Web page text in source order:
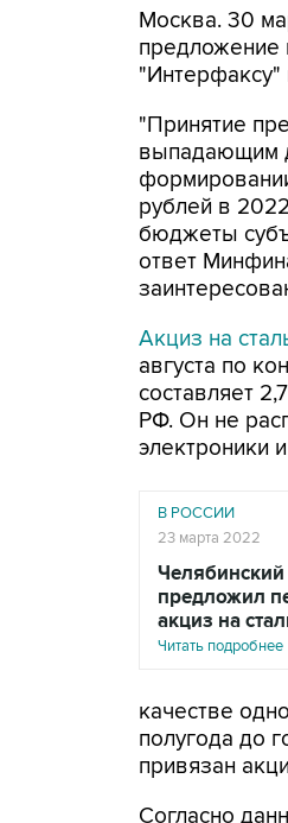
Москва. 30
предложение
"Интерфаксу"
"Принятие
выпадающим
рублей в
бюджеты
ответ
Акциз на
августа по
составляет
РФ. Он не
электроники
В РОССИИ
23 марта 2022
Челябинский
предложил
акциз на
Читать подробнее
качестве
полугода до
привязан
Согласно